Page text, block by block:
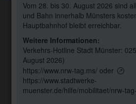
Vom 28. bis 30. August 2026 sind
und Bahn innerhalb Münsters
Hauptbahnhof bleibt erreichbar.
Weitere Informationen:
Verkehrs-Hotline Stadt Münster:
August 2026)
https://www.nrw-tag.ms/ oder
https://www.stadtwerke-
muenster.de/hilfe/mobilitaet/nrw-
14. OKTOBER 2022
AUSGEZEICHNET VON
PUBLIKUM: DAS
MÜNSTER WURDE IN ZWEI
DES INTERNATIONALEN
AWARDS HONORIERT